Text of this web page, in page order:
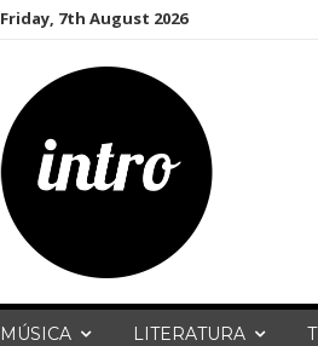
Friday, 7th August 2026
MÚSICA LITERATURA